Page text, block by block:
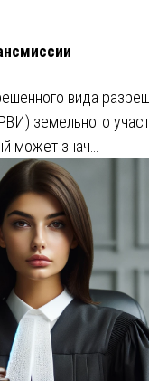
вида
земельного
может знач…